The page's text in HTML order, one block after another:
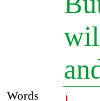
Words